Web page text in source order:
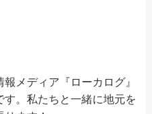
メディア『ローカログ』
。私たちと一緒に地元を